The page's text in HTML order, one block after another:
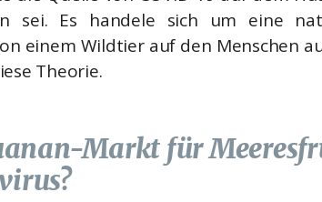
sei. Es handele sich um eine
einem Wildtier auf den Menschen
Theorie.
Markt für